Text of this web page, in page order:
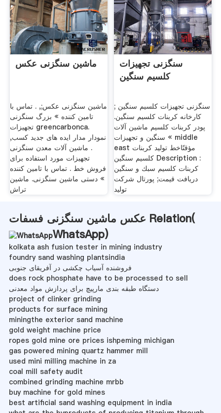
ماشین سنگزنی عکس
ماشین سنگزنی عکس;, . تماس با
تامین کننده » بزرگ سنگزنی
تجهیزات greencarbonca.
نمودار مدار ایده های جدید کسب,
. ماشین آلات معدن سنگزنی
تجهیزات مورد استفاده برای
فروش خط . تماس با تامین کننده
» دستی ماشین سنگزنی. ماشین
تراش
سنگزنی تجهیزات
کلسیم سنگین
سنگزنی تجهیزات کلسیم سنگین ;
کارخانه کربنات کلسیم سنگین.
پودر کربنات کلسیم ماشین آلات
سنگین و تجهیزات « middle
east مؤقتًاخط تولید کربنات
کلسیم سنگین Description :
كربنات كلسيم سبك و سنگين
دریافت قیمت; پورتال شرکت
تولید
عکس ماشین سنگزنی فسفات Relation(
WhatsApp)
kolkata ash fusion tester in mining industry
foundry sand washing plantsindia
فروشنده آسیاب چکشی در آفریقای جنوبی
does rock phosphate have to be processed to sell
دستگاه طبقه بندی مارپیچ برای پردازش مواد معدنی
project of clinker grinding
products for surface mining
miningthe exterior sand machine
gold weight machine price
ropes gold mine ore prices ishpeming michigan
gas powered mining quartz hammer mill
used mini milling machine in za
coal mill safety audit
combined grinding machine mrbb
buy machine for gold mines
best artificial sand washing equipment in india